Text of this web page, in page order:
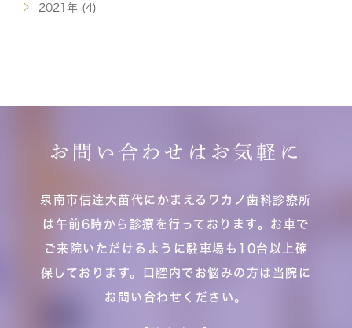
2021年 (4)
お問い合わせはお気軽に
泉南市信達大苗代にかまえるワカノ歯科診療所
は午前6時から診療を行っております。お車で
ご来院いただけるように駐車場も10台以上確
保しております。口腔内でお悩みの方は当院に
お問い合わせください。